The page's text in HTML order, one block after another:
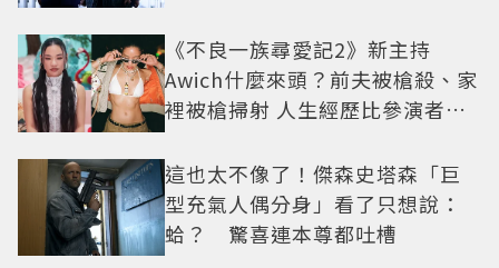
《不良一族尋愛記2》新主持
Awich什麼來頭？前夫被槍殺、家
裡被槍掃射 人生經歷比參演者還
這也太不像了！傑森史塔森「巨
型充氣人偶分身」看了只想說：
蛤？ 驚喜連本尊都吐槽